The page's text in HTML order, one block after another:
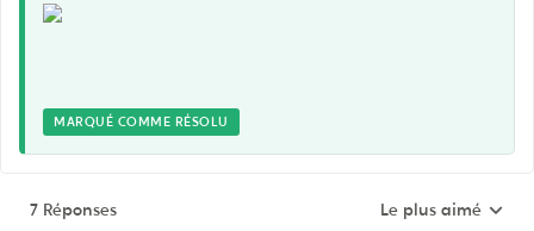
MARQUÉ COMME RÉSOLU
7 Réponses Réponses triées
Le plus aimé